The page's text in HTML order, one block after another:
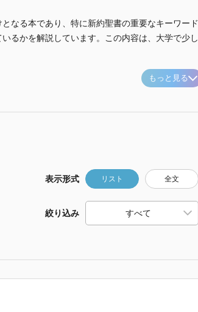
なる本であり、特に新約聖書の重要なキーワード
るかを解説しています。この内容は、大学で少し
もっと見る
表示形式 リスト 全文
絞り込み